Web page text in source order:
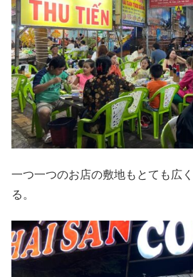
一つ一つのお店の敷地もとても広
る。